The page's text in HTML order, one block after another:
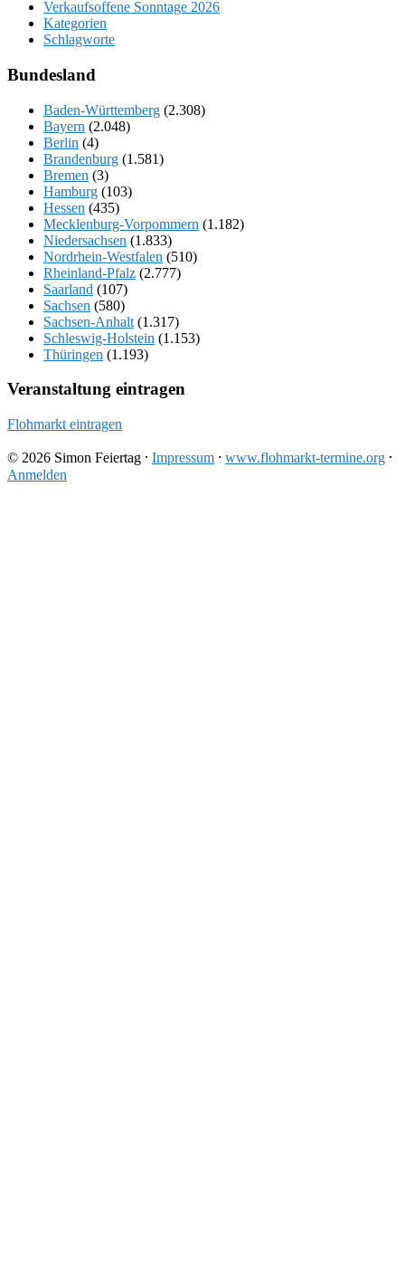
Verkaufsoffene Sonntage 2026
Kategorien
Schlagworte
Bundesland
Baden-Württemberg (2.308)
Bayern (2.048)
Berlin (4)
Brandenburg (1.581)
Bremen (3)
Hamburg (103)
Hessen (435)
Mecklenburg-Vorpommern (1.182)
Niedersachsen (1.833)
Nordrhein-Westfalen (510)
Rheinland-Pfalz (2.777)
Saarland (107)
Sachsen (580)
Sachsen-Anhalt (1.317)
Schleswig-Holstein (1.153)
Thüringen (1.193)
Veranstaltung eintragen
Flohmarkt eintragen
© 2026 Simon Feiertag ⸱ Impressum ⸱ www.flohmarkt-termine.org ⸱
Anmelden